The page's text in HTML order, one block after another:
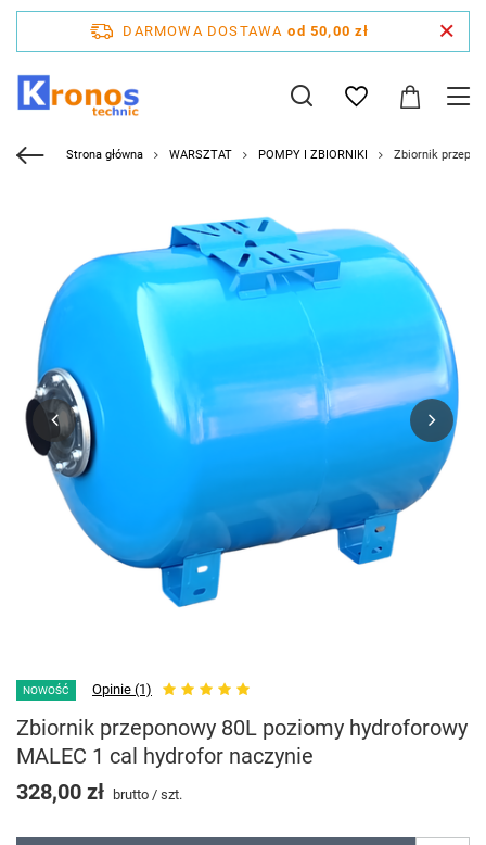
DARMOWA DOSTAWA od 50,00 zł
Strona główna WARSZTAT POMPY I ZBIORNIKI Zbiornik
NOWOŚĆ Opinie (1)
Zbiornik przeponowy 80L poziomy hydroforowy
MALEC 1 cal hydrofor naczynie
328,00 zł
brutto / szt.